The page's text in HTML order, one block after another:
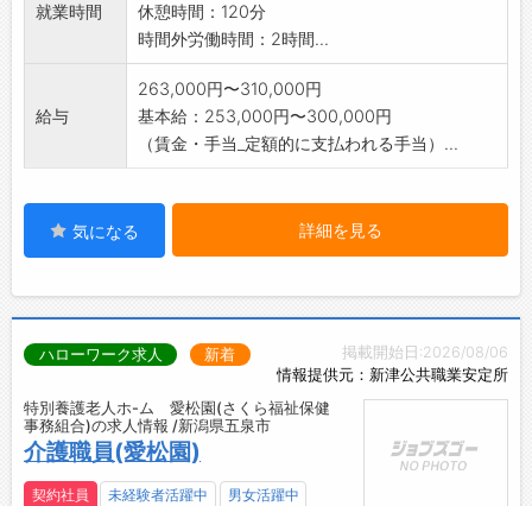
就業時間
休憩時間：120分
時間外労働時間：2時間...
給与
263,000円〜310,000円
基本給：253,000円〜300,000円
（賃金・手当_定額的に支払われる手当）...
気になる 詳細を見る
掲載開始日:2026/08/06
情報提供元：新津公共職業安定所
ハローワーク求人 新着
特別養護老人ホ-ム 愛松園(さくら福祉保健
事務組合)の求人情報 /新潟県五泉市
介護職員(愛松園)
契約社員 未経験者活躍中 男女活躍中